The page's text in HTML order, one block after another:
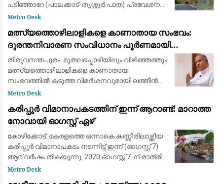
പടിഞ്ഞാറേ (പാലക്കാട്-തൃശ്ശൂർ പാത) പ്രവേശന
കവാടത്തിന് സമീപം ശക്തമായ മണ്ണിടിച്ചിൽ.
മുകളിലെ മ
Metro Desk
മത്സ്യത്തൊഴിലാളികളെ കാണാതായ സംഭവം:
ദുരന്തനിവാരണ സംവിധാനം പൂർണമായി
പരാജയപ്പെട്ടു; കടുത്ത വിമർശനവുമായി ഫാ. യൂജിൻ
പെരേര
തിരുവനന്തപുരം: മുതലപ്പൊഴിയിലും വിഴിഞ്ഞത്തും
മത്സ്യത്തൊഴിലാളികളെ കാണാതായ
സംഭവത്തില്‍ കടുത്ത വിമര്‍ശനവുമായി ലത്തീന്‍
സഭ വികാരി ജനറല്‍ ഫാ. യൂജിന്‍ പെരേര. സംഭവം
Metro Desk
കരിപ്പൂർ വിമാനാപകടത്തിന് ഇന്ന് ആറാണ്ട്: മാറാത്ത
നോവായി ഓഗസ്റ്റ് ഏഴ്
കോഴിക്കോട്: കേരളത്തെ ഒന്നാകെ കണ്ണീരിലാഴ്ത്തിയ
കരിപ്പൂർ വിമാനാപകടം നടന്നിട്ട് ഇന്ന് (ഓഗസ്റ്റ് 7)
ആറ് വർഷം തികയുന്നു. 2020 ഓഗസ്റ്റ് 7-ന് രാത്രി
കനത്ത മഴയത്ത് ദുബായിൽ നിന്ന് എത്തിയ എയർ
Metro Desk